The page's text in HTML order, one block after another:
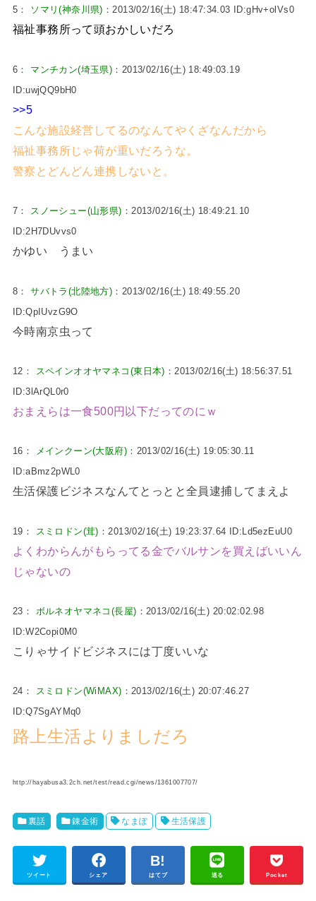
5： ソマリ(神奈川県) ：2013/02/16(土) 18:47:34.03 ID:gHv+olVs0
福祉事務所って頭おかしいだろ
6： マンチカン(埼玉県) ：2013/02/16(土) 18:49:03.19
ID:uwjQQ9bH0
>>5
こんな施設経営してるのなんてやくざなんだから
福祉事務所じゃ荷が重いだろうな。
警察とどんどん連携しないと。
7： スノーシュー(山形県) ：2013/02/16(土) 18:49:21.10
ID:2H7DUvvs0
かゆい うまい
8： サバトラ(北陸地方) ：2013/02/16(土) 18:49:55.20
ID:QpIUvzG9O
今時南京虫って
12： スペインオオヤマネコ(東日本) ：2013/02/16(土) 18:56:37.51
ID:3lArQL0r0
おまえらは一食500円以下だってのにｗ
16： メインクーン(大阪府) ：2013/02/16(土) 19:05:30.11
ID:aBmz2pWL0
生活保護ビジネスなんてとっとと全員逮捕してまえよ
19： スミロドン(茸) ：2013/02/16(土) 19:23:37.64 ID:Ld5ezEuU0
よくわからんがもらってる金でバルサンを買えばいいん
じゃないの
23： ボルネオヤマネコ(長屋) ：2013/02/16(土) 20:02:02.98
ID:W2Copi0M0
こりゃサイドビジネスには丁度いいな
24： スミロドン(WiMAX) ：2013/02/16(土) 20:07:46.27
ID:Q7SgAYMq0
路上生活よりましだろ
http://hayabusa3.2ch.net/test/read.cgi/news/1361007707/
裏話 錬金術 なまぽ 生活保護
ツイート シェア はてブ 送る Pocket